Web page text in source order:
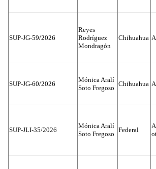
SUP-JG-59/2026
Reyes
Rodríguez
Mondragón
Chihuahua
SUP-JG-60/2026
Mónica Aralí
Soto Fregoso
Chihuahua
SUP-JLI-35/2026
Mónica Aralí
Soto Fregoso
Federal